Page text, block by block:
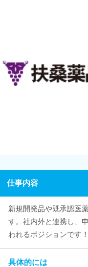
仕事内容
新規開発品や既承認医
す。社内外と連携し、
われるポジションです！
具体的には